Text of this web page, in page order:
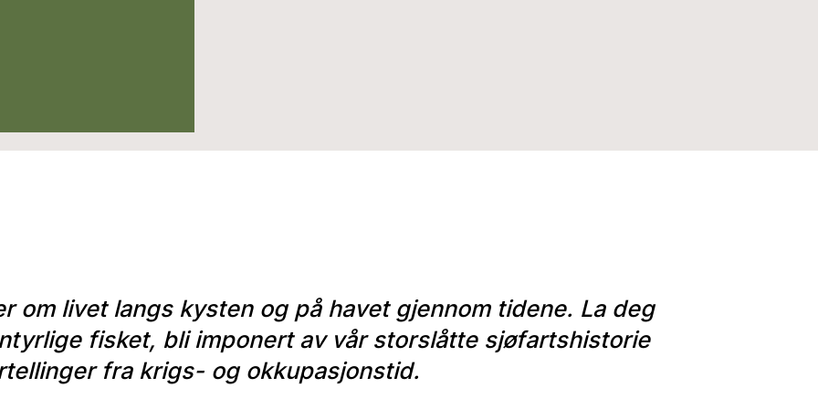
om livet langs kysten og på havet gjennom tidene. La deg
fisket, bli imponert av vår storslåtte sjøfartshistorie
fra krigs- og okkupasjonstid.